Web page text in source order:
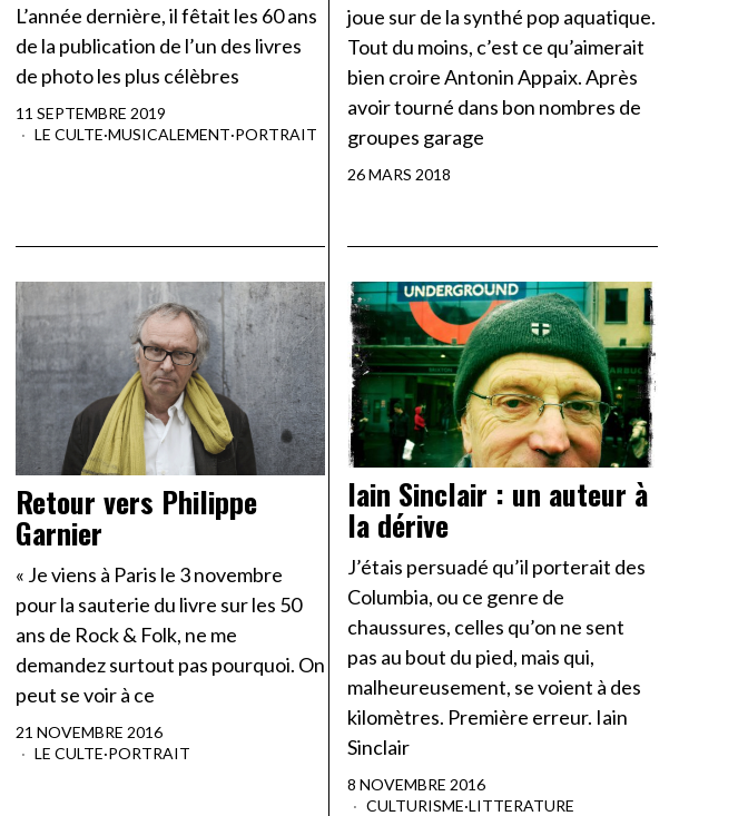
L’année dernière, il fêtait les 60 ans
de la publication de l’un des livres
de photo les plus célèbres
11 SEPTEMBRE 2019
LE CULTE·MUSICALEMENT·PORTRAIT
joue sur de la synthé pop aquatique.
Tout du moins, c’est ce qu’aimerait
bien croire Antonin Appaix. Après
avoir tourné dans bon nombres de
groupes garage
26 MARS 2018
Retour vers Philippe
Garnier
« Je viens à Paris le 3 novembre
pour la sauterie du livre sur les 50
ans de Rock & Folk, ne me
demandez surtout pas pourquoi. On
peut se voir à ce
21 NOVEMBRE 2016
LE CULTE·PORTRAIT
Iain Sinclair : un auteur à
la dérive
J’étais persuadé qu’il porterait des
Columbia, ou ce genre de
chaussures, celles qu’on ne sent
pas au bout du pied, mais qui,
malheureusement, se voient à des
kilomètres. Première erreur. Iain
Sinclair
8 NOVEMBRE 2016
CULTURISME·LITTERATURE